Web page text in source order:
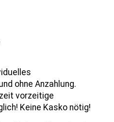
ohne Anzahlung.
vorzeitige
Keine Kasko nötig!